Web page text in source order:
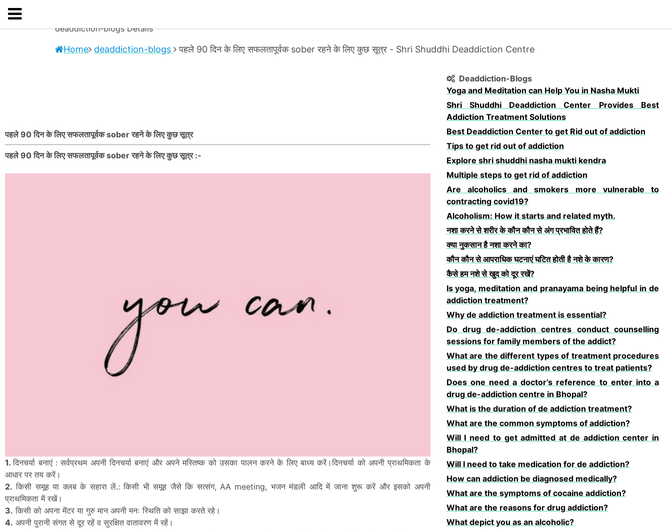
deaddiction-blogs Details
Home deaddiction-blogs पहले 90 दिन के लिए सफलतापूर्वक sober रहने के लिए कुछ सूत्र - Shri Shuddhi Deaddiction Centre
पहले 90 दिन के लिए सफलतापूर्वक sober रहने के लिए कुछ सूत्र
पहले 90 दिन के लिए सफलतापूर्वक sober रहने के लिए कुछ सूत्र :-
1.दिनचर्या बनाएं : सर्वप्रथम अपनी दिनचर्या बनाएं और अपने मस्तिष्क को उसका पालन करने के लिए बाध्य करें।दिनचर्या को अपनी प्राथमिकता के
आधार पर तय करें।
2. किसी समूह या क्लब के सहारा लें.: किसी भी समूह जैसे कि सत्संग, AA meeting, भजन मंडली आदि में जाना शुरू करें और इसको अपनी
प्राथमिकता में रखें।
3. किसी को अपना मेंटर या गुरु मान अपनी मनः स्थिति को साझा करते रहे।
4. अपनी पुरानी संगत से दूर रहें व सुरक्षित वातावरण में रहें।
Deaddiction-Blogs
Yoga and Meditation can Help You in Nasha Mukti
Shri Shuddhi Deaddiction Center Provides Best
Addiction Treatment Solutions
Best Deaddiction Center to get Rid out of addiction
Tips to get rid out of addiction
Explore shri shuddhi nasha mukti kendra
Multiple steps to get rid of addiction
Are alcoholics and smokers more vulnerable to
contracting covid19?
Alcoholism: How it starts and related myth.
नशा करने से शरीर के कौन कौन से अंग प्रभावित होते हैं?
क्या नुकसान है नशा करने का?
कौन कौन से आपराधिक घटनाएं घटित होती है नशे के कारण?
कैसे हम नशे से खुद को दूर रखें?
Is yoga, meditation and pranayama being helpful in de
addiction treatment?
Why de addiction treatment is essential?
Do drug de-addiction centres conduct counselling
sessions for family members of the addict?
What are the different types of treatment procedures
used by drug de-addiction centres to treat patients?
Does one need a doctor’s reference to enter into a
drug de-addiction centre in Bhopal?
What is the duration of de addiction treatment?
What are the common symptoms of addiction?
Will I need to get admitted at de addiction center in
Bhopal?
Will I need to take medication for de addiction?
How can addiction be diagnosed medically?
What are the symptoms of cocaine addiction?
What are the reasons for drug addiction?
What depict you as an alcoholic?